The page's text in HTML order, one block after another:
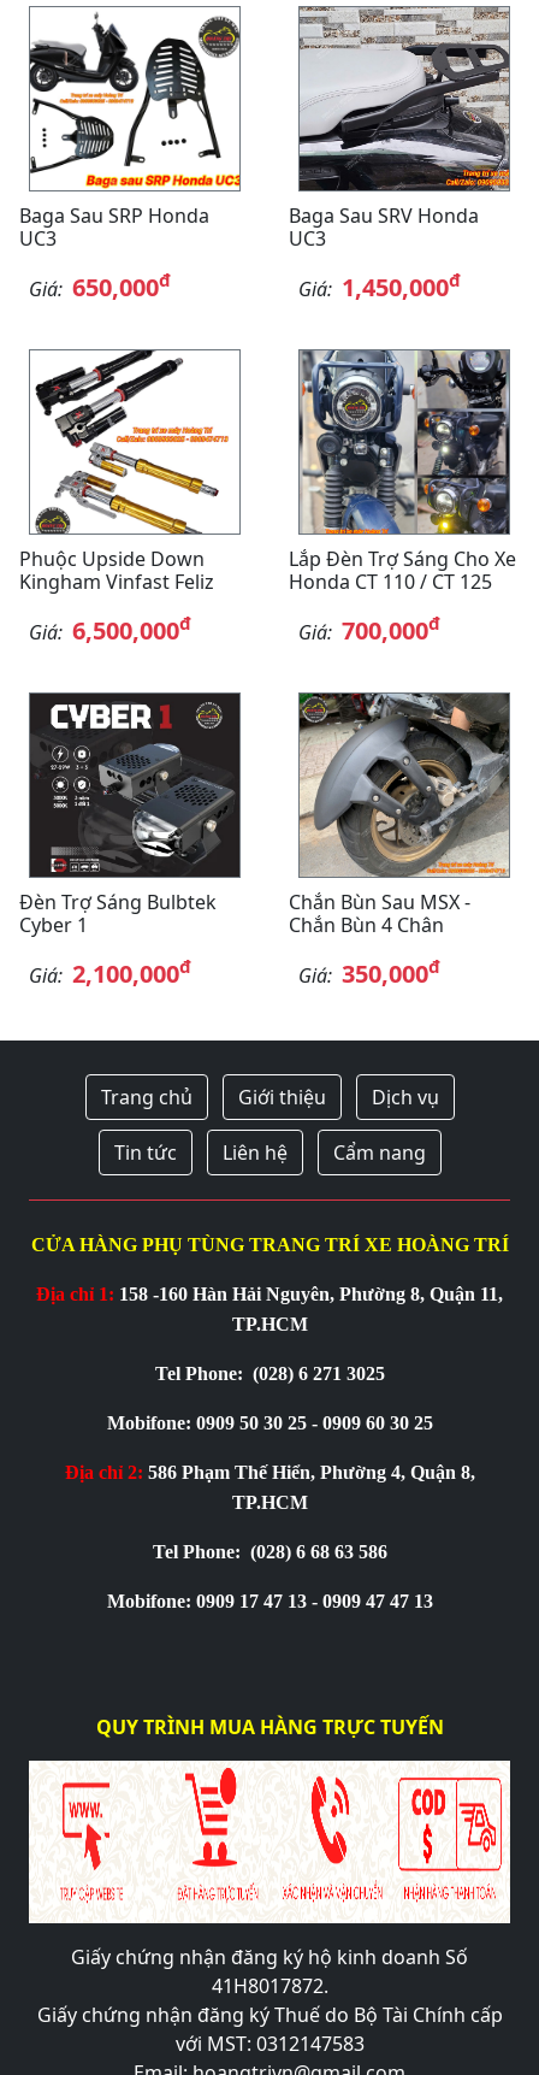
Baga Sau SRP Honda
UC3
Giá: 650,000đ
Baga Sau SRV Honda
UC3
Giá: 1,450,000đ
Phuộc Upside Down
Kingham Vinfast Feliz
Giá: 6,500,000đ
Lắp Đèn Trợ Sáng Cho Xe
Honda CT 110 / CT 125
Giá: 700,000đ
Đèn Trợ Sáng Bulbtek
Cyber 1
Giá: 2,100,000đ
Chắn Bùn Sau MSX -
Chắn Bùn 4 Chân
Giá: 350,000đ
Trang chủ Giới thiệu Dịch vụ
Tin tức Liên hệ Cẩm nang
CỬA HÀNG PHỤ TÙNG TRANG TRÍ XE HOÀNG TRÍ
Địa chỉ 1: 158 -160 Hàn Hải Nguyên, Phường 8, Quận 11,
TP.HCM
Tel Phone: (028) 6 271 3025
Mobifone: 0909 50 30 25 - 0909 60 30 25
Địa chỉ 2: 586 Phạm Thế Hiển, Phường 4, Quận 8,
TP.HCM
Tel Phone: (028) 6 68 63 586
Mobifone: 0909 17 47 13 - 0909 47 47 13
QUY TRÌNH MUA HÀNG TRỰC TUYẾN
Giấy chứng nhận đăng ký hộ kinh doanh Số
41H8017872.
Giấy chứng nhận đăng ký Thuế do Bộ Tài Chính cấp
với MST: 0312147583